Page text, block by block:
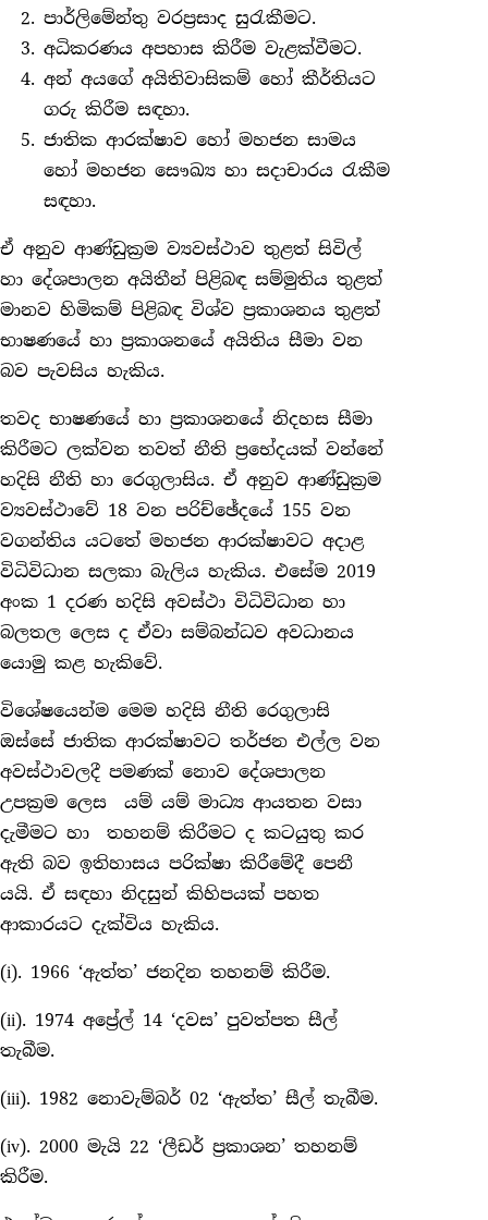
පාර්ලිමේන්තු වරප්‍රසාද සුරැකීමට.
අධිකරණය අපහාස කිරීම වැළක්වීමට.
අන් අයගේ අයිතිවාසිකම් හෝ කීර්තියට
ගරු කිරීම සඳහා.
ජාතික ආරක්ෂාව හෝ මහජන සාමය
හෝ මහජන සෞඛ්‍ය හා සදාචාරය රැකීම
සඳහා.
ඒ අනුව ආණ්ඩුක්‍රම ව්‍යවස්ථාව තුළත් සිවිල්
හා දේශපාලන අයිතීන් පිළිබඳ සම්මුතිය තුළත්
මානව හිමිකම් පිළිබඳ විශ්ව ප්‍රකාශනය තුළත්
භාෂණයේ හා ප්‍රකාශනයේ අයිතිය සීමා වන
බව පැවසිය හැකිය.
තවද භාෂණයේ හා ප්‍රකාශනයේ නිදහස සීමා
කිරීමට ලක්වන තවත් නීති ප්‍රභේදයක් වන්නේ
හදිසි නීති හා රෙගුලාසිය. ඒ අනුව ආණ්ඩුක්‍රම
ව්‍යවස්ථාවේ 18 වන පරිච්ඡේදයේ 155 වන
වගන්තිය යටතේ මහජන ආරක්ෂාවට අදාළ
විධිවිධාන සලකා බැලිය හැකිය. එසේම 2019
අංක 1 දරණ හදිසි අවස්ථා විධිවිධාන හා
බලතල ලෙස ද ඒවා සම්බන්ධව අවධානය
යොමු කළ හැකිවේ.
විශේෂයෙන්ම මෙම හදිසි නීති රෙගුලාසි
ඔස්සේ ජාතික ආරක්ෂාවට තර්ජන එල්ල වන
අවස්ථාවලදී පමණක් නොව දේශපාලන
උපක්‍රම ලෙස යම් යම් මාධ්‍ය ආයතන වසා
දැමීමට හා තහනම් කිරීමට ද කටයුතු කර
ඇති බව ඉතිහාසය පරික්ෂා කිරීමේදී පෙනී
යයි. ඒ සඳහා නිදසුන් කිහිපයක් පහත
ආකාරයට දැක්විය හැකිය.
(i). 1966 ‘ඇත්ත’ ජනදින තහනම් කිරීම.
(ii). 1974 අප්‍රේල් 14 ‘දවස’ පුවත්පත සීල්
තැබීම.
(iii). 1982 නොවැම්බර් 02 ‘ඇත්ත’ සීල් තැබීම.
(iv). 2000 මැයි 22 ‘ලීඩර් ප්‍රකාශන’ තහනම්
කිරීම.